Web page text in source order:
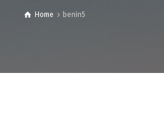
Home benin5